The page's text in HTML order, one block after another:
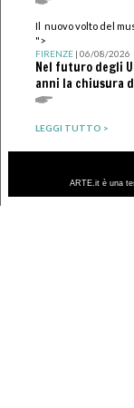
Il nuovo volto del
">
FIRENZE| 06/08/2026
Nel futuro degli
anni la chiusura
LEGGI TUTTO >
ARTE.it è una